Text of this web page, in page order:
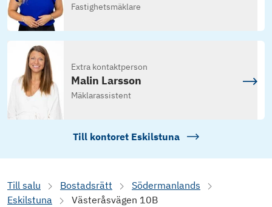
Fastighetsmäklare
Extra kontaktperson
Malin Larsson
Mäklarassistent
Till kontoret Eskilstuna
Till salu Bostadsrätt
Södermanlands
Eskilstuna
Västeråsvägen 10B